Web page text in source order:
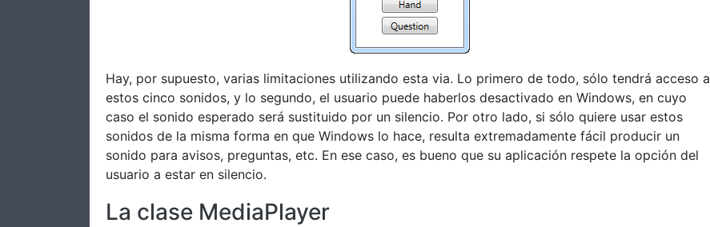
Hay, por supuesto, varias limitaciones utilizando esta via. Lo primero de todo, sólo tendrá acceso a
estos cinco sonidos, y lo segundo, el usuario puede haberlos desactivado en Windows, en cuyo
caso el sonido esperado será sustituido por un silencio. Por otro lado, si sólo quiere usar estos
sonidos de la misma forma en que Windows lo hace, resulta extremadamente fácil producir un
sonido para avisos, preguntas, etc. En ese caso, es bueno que su aplicación respete la opción del
usuario a estar en silencio.
La clase MediaPlayer